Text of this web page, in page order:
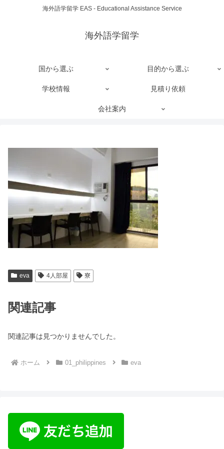
海外語学留学 EAS - Educational Assistance Service
海外語学留学
国から選ぶ 目的から選ぶ
学校情報 見積り依頼
会社案内
eva 4人部屋 寮
関連記事
関連記事は見つかりませんでした。
ホーム 01_philippines eva